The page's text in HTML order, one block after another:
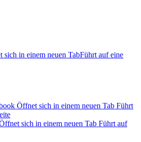
sich in einem neuen TabFührt auf eine
Öffnet sich in einem neuen Tab Führt
sich in einem neuen Tab Führt auf